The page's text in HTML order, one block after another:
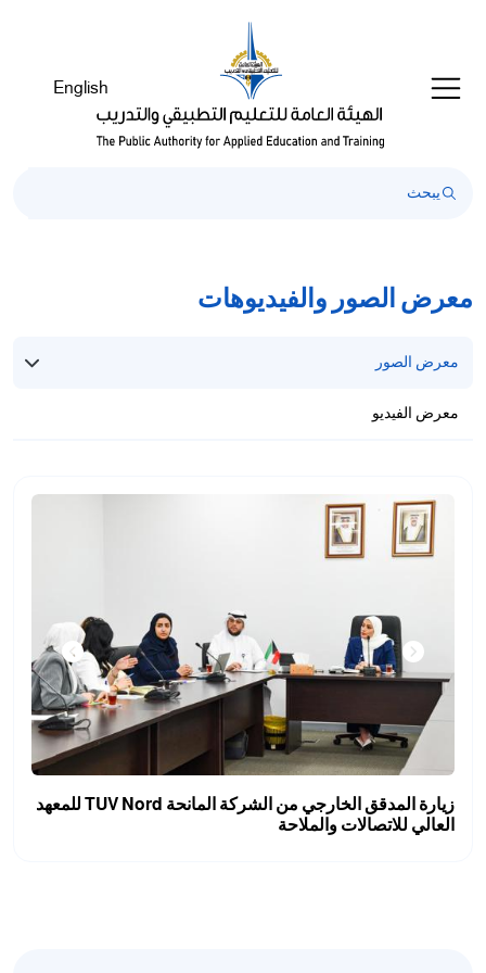
English
معرض الصور والفيديوهات
معرض الصور
معرض الفيديو
زيارة المدقق الخارجي من الشركة المانحة TUV Nord للمعهد
العالي للاتصالات والملاحة